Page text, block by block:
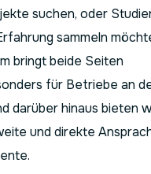
suchen, oder
sammeln
bringt beide Seiten
für Betriebe an
darüber hinaus bieten
und direkte